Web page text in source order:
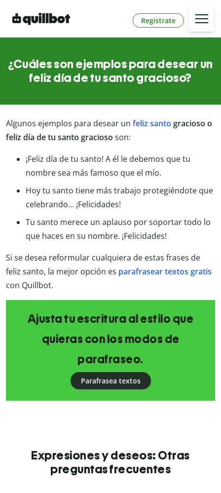
Regístrate
¿Cuáles son ejemplos para desear un
feliz día de tu santo gracioso?
Algunos ejemplos para desear un feliz santo gracioso o
feliz día de tu santo gracioso son:
¡Feliz día de tu santo! A él le debemos que tu
nombre sea más famoso que el mío.
Hoy tu santo tiene más trabajo protegiéndote que
celebrando… ¡Felicidades!
Tu santo merece un aplauso por soportar todo lo
que haces en su nombre. ¡Felicidades!
Si se desea reformular cualquiera de estas frases de
feliz santo, la mejor opción es parafrasear textos gratis
con Quillbot.
Ajusta tu escritura al estilo que
quieras con los modos de
parafraseo.
Parafrasea textos
Expresiones y deseos: Otras
preguntas frecuentes